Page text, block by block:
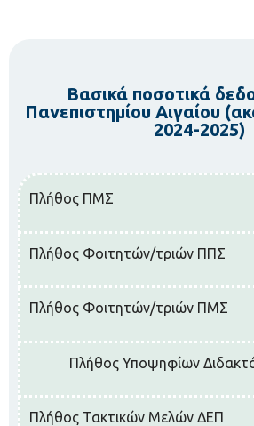
Βασικά ποσοτικά
Πανεπιστημίου Αιγαίου
2024-2025)
Πλήθος ΠΜΣ
Πλήθος Φοιτητών/τριών ΠΠΣ
Πλήθος Φοιτητών/τριών ΠΜΣ
Πλήθος Υποψηφίων
Πλήθος Τακτικών Μελών ΔΕΠ